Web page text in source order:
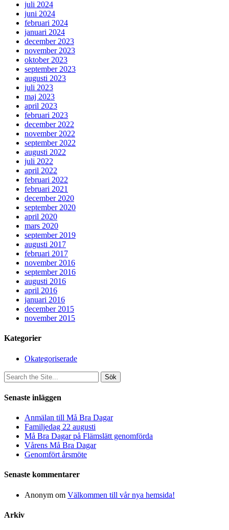
juli 2024
juni 2024
februari 2024
januari 2024
december 2023
november 2023
oktober 2023
september 2023
augusti 2023
juli 2023
maj 2023
april 2023
februari 2023
december 2022
november 2022
september 2022
augusti 2022
juli 2022
april 2022
februari 2022
februari 2021
december 2020
september 2020
april 2020
mars 2020
september 2019
augusti 2017
februari 2017
november 2016
september 2016
augusti 2016
april 2016
januari 2016
december 2015
november 2015
Kategorier
Okategoriserade
Sök
efter:
Senaste inläggen
Anmälan till Må Bra Dagar
Familjedag 22 augusti
Må Bra Dagar på Flämslätt genomförda
Vårens Må Bra Dagar
Genomfört årsmöte
Senaste kommentarer
Anonym om Välkommen till vår nya hemsida!
Arkiv